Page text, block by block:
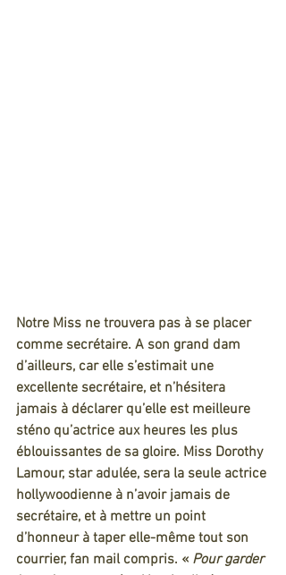
Notre Miss ne trouvera pas à se placer
comme secrétaire. A son grand dam
d’ailleurs, car elle s’estimait une
excellente secrétaire, et n’hésitera
jamais à déclarer qu’elle est meilleure
sténo qu’actrice aux heures les plus
éblouissantes de sa gloire. Miss Dorothy
Lamour, star adulée, sera la seule actrice
hollywoodienne à n’avoir jamais de
secrétaire, et à mettre un point
d’honneur à taper elle-même tout son
courrier, fan mail compris. « Pour garder